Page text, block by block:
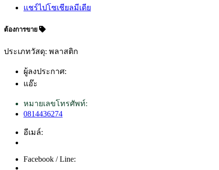
แชร์ไปโซเชียลมีเดีย
ต้องการขาย
ประเภทวัสดุ: พลาสติก
ผู้ลงประกาศ:
แอ๊ะ
หมายเลขโทรศัพท์:
0814436274
อีเมล์:
Facebook / Line: